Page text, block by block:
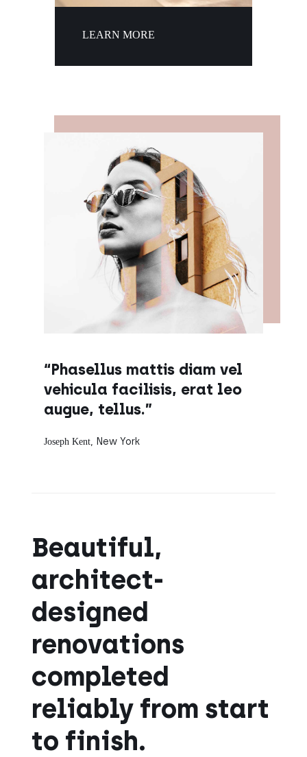
LEARN MORE
“Phasellus mattis diam vel
vehicula facilisis, erat leo
augue, tellus.”
Joseph Kent, New York
Beautiful,
architect-
designed
renovations
completed
reliably from start
to finish.